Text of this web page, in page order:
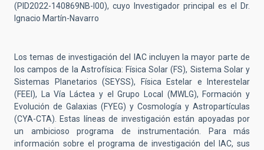
(PID2022-140869NB-I00), cuyo Investigador principal es el Dr.
Ignacio Martín-Navarro
Los temas de investigación del IAC incluyen la mayor parte de
los campos de la Astrofísica: Física Solar (FS), Sistema Solar y
Sistemas Planetarios (SEYSS), Física Estelar e Interestelar
(FEEI), La Vía Láctea y el Grupo Local (MWLG), Formación y
Evolución de Galaxias (FYEG) y Cosmología y Astropartículas
(CYA-CTA). Estas líneas de investigación están apoyadas por
un ambicioso programa de instrumentación. Para más
información sobre el programa de investigación del IAC, sus